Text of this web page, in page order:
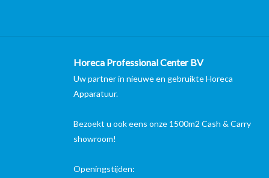
Horeca Professional Center BV
Uw partner in nieuwe en gebruikte Horeca
Apparatuur.
Bezoekt u ook eens onze 1500m2 Cash & Carry
showroom!
Openingstijden: